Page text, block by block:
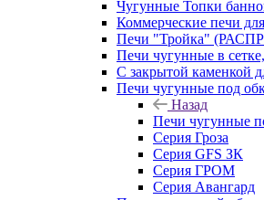
Чугунные Топки
Коммерческие печи
Печи "Тройка"
Печи чугунные в
С закрытой каменкой
Печи чугунные под
Назад
Печи чугунные
Серия Гроза
Серия GFS ЗК
Серия ГРОМ
Серия Авангард